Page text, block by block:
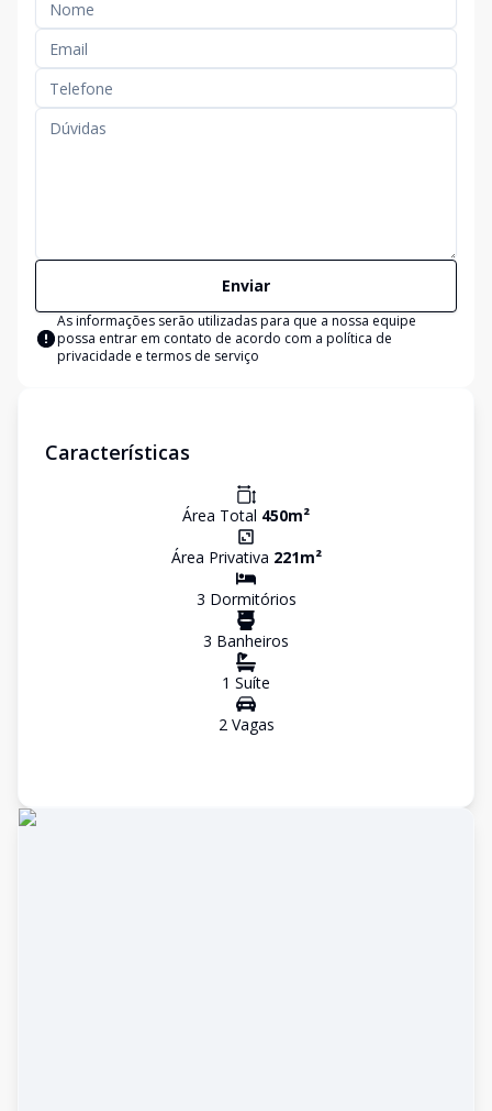
Enviar
As informações serão utilizadas para que a nossa equipe
possa entrar em contato de acordo com a política de
privacidade e termos de serviço
Características
Área Total 450m²
Área Privativa 221m²
3 Dormitórios
3 Banheiros
1 Suíte
2Vagas